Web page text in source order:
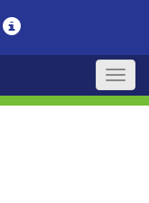
Legislação
Toggle